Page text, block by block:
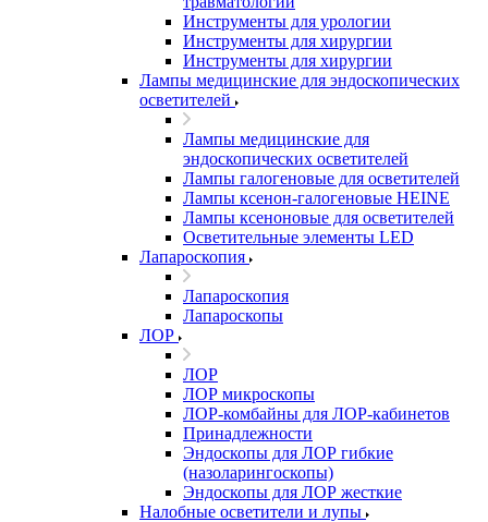
Инструменты для урологии
Инструменты для хирургии
Инструменты для хирургии
Лампы медицинские для эндоскопических
осветителей
Лампы медицинские для
эндоскопических осветителей
Лампы галогеновые для осветителей
Лампы ксенон-галогеновые HEINE
Лампы ксеноновые для осветителей
Осветительные элементы LED
Лапароскопия
Лапароскопия
Лапароскопы
ЛОР
ЛОР
ЛОР микроскопы
ЛОР-комбайны для ЛОР-кабинетов
Принадлежности
Эндоскопы для ЛОР гибкие
(назоларингоскопы)
Эндоскопы для ЛОР жесткие
Налобные осветители и лупы